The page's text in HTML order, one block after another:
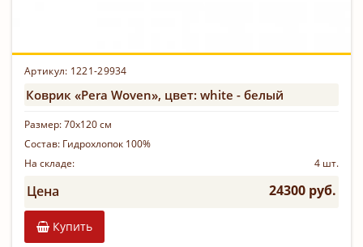
Артикул: 1221-29934
Коврик «Pera Woven», цвет: white - белый
Размер:70х120 см
Состав: Гидрохлопок 100%
На складе:
4 шт.
Цена 24300 руб.
Купить